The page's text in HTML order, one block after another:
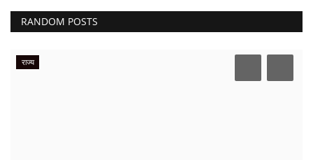
RANDOM POSTS
राज्य